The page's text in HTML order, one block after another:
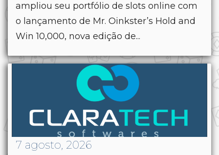
ampliou seu portfólio de slots online com
o lançamento de Mr. Oinkster’s Hold and
Win 10,000, nova edição de...
7 agosto, 2026